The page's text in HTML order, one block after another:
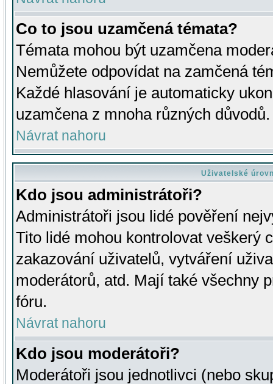
Co to jsou uzamčená témata?
Témata mohou být uzamčena
Nemůžete odpovídat na zamčená
Každé hlasování je automaticky
uzamčena z mnoha různých důvodů.
Návrat nahoru
Uživatelské
Kdo jsou administrátoři?
Administrátoři jsou lidé pověření
Tito lidé mohou kontrolovat veškerý
zakazování uživatelů, vytváření
moderátorů, atd. Mají také všechny
fóru.
Návrat nahoru
Kdo jsou moderátoři?
Moderátoři jsou jednotlivci (nebo